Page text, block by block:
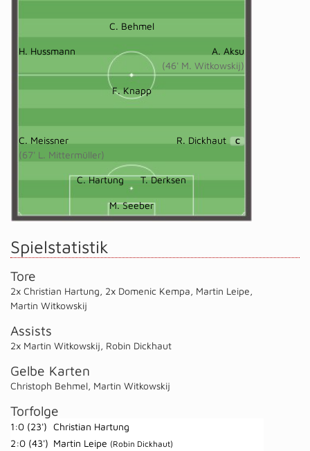
C. Behmel
H. Hussmann
A. Aksu
(46' M. Witkowskij)
F. Knapp
C. Meissner
(67' L. Mittermüller)
R. Dickhaut C
C. Hartung T. Derksen
M. Seeber
Spielstatistik
Tore
2x Christian Hartung, 2x Domenic Kempa, Martin Leipe,
Martin Witkowskij
Assists
2x Martin Witkowskij, Robin Dickhaut
Gelbe Karten
Christoph Behmel, Martin Witkowskij
Torfolge
1:0 (23') Christian Hartung
2:0 (43') Martin Leipe (Robin Dickhaut)